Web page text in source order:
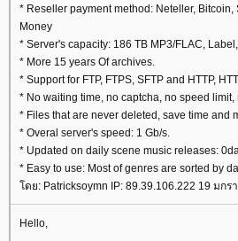
* Reseller payment method: Neteller, Bitcoin,
Money
* Server's capacity: 186 TB MP3/FLAC,
* More 15 years Of archives.
* Support for FTP, FTPS, SFTP and HTTP,
* No waiting time, no captcha, no speed limit,
* Files that are never deleted, save time and
* Overal server's speed: 1 Gb/s.
* Updated on daily scene music releases:
* Easy to use: Most of genres are sorted by
ดย: Patricksoymn IP: 89.39.106.222 19 มกร
Hello,